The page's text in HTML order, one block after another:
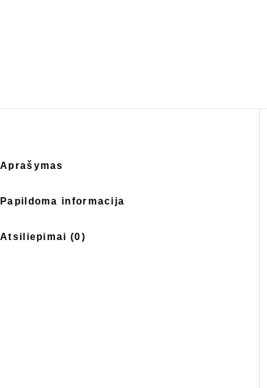
Aprašymas
Papildoma informacija
Atsiliepimai (0)